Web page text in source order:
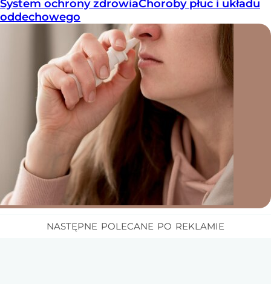
System ochrony zdrowiaChoroby płuc i układu
oddechowego